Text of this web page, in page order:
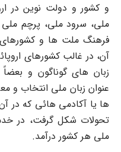
و کشور و دولت نوین در
ملی، سرود ملی، پرچم
فرهنگ ملت ها و کشورهای
آن، در غالب کشورهای
زبان های گوناگون و
عنوان زبان ملی انتخاب و
ها یا آکادمی هائی که در
تحولات شکل گرفت، در
ملی هر کشور درآمد.